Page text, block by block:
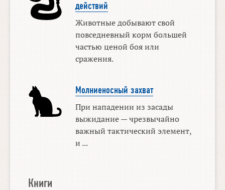
действий
Животные добывают свой
повседневный корм большей
частью ценой боя или
сражения.
Молниеносный захват
При нападении из засады
выжидание — чрезвычайно
важный тактический элемент,
и ...
Книги